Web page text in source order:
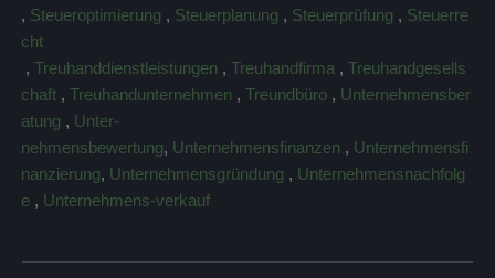
, Steueroptimierung , Steuerplanung , Steuerprüfung , Steuerre
cht
,Treuhanddienstleistungen ,Treuhandfirma ,Treuhandgesells
chaft ,Treuhandunternehmen ,Treundbüro , Unternehmensber
atung , Unter-
nehmensbewertung, Unternehmensfinanzen , Unternehmensfi
nanzierung, Unternehmensgründung , Unternehmensnachfolg
e , Unternehmens-verkauf